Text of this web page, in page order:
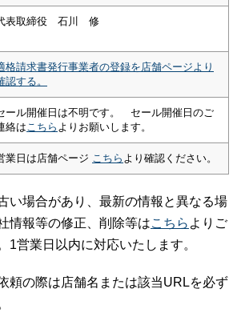
表取締役 石川 修
格請求書発行事業者の登録を店舗ページより
認する。
ール開催日は不明です。 セール開催日のご
絡は こちら よりお願いします。
業日は店舗ページ こちら より確認ください。
い場合があり、最新の情報と異なる場
情報等の修正、削除等はこちら よりご
1営業日以内に対応いたします。
頼の際は店舗名または該当URLを必ず